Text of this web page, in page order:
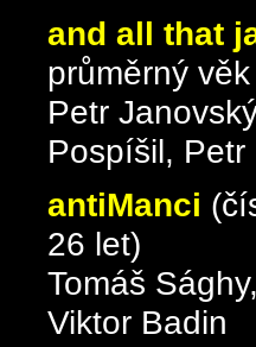
and all that
průměrný
Petr
Pospíšil,
antiManci
26 let)
Tomáš
Viktor Badin